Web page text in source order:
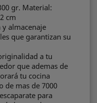
gr. Material:
cm
y almacenaje
que garantizan su
a tu
que ademas de
tu cocina
de mas de 7000
para